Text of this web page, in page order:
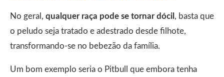
No geral, qualquer raça pode se tornar dócil , basta que
o peludo seja tratado e adestrado desde filhote,
transformando-se no bebezão da família.
Um bom exemplo seria o Pitbull que embora tenha